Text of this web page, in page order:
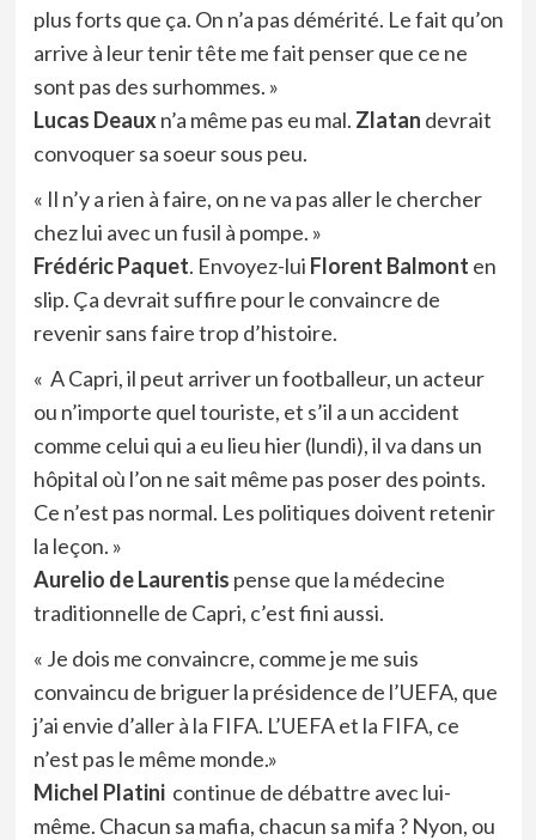
plus forts que ça. On n’a pas démérité. Le fait qu’on
arrive à leur tenir tête me fait penser que ce ne
sont pas des surhommes. »
Lucas Deaux n’a même pas eu mal. Zlatan devrait
convoquer sa soeur sous peu.
« Il n’y a rien à faire, on ne va pas aller le chercher
chez lui avec un fusil à pompe. »
Frédéric Paquet. Envoyez-lui Florent Balmont en
slip. Ça devrait suffire pour le convaincre de
revenir sans faire trop d’histoire.
« A Capri, il peut arriver un footballeur, un acteur
ou n’importe quel touriste, et s’il a un accident
comme celui qui a eu lieu hier (lundi), il va dans un
hôpital où l’on ne sait même pas poser des points.
Ce n’est pas normal. Les politiques doivent retenir
la leçon. »
Aurelio de Laurentis pense que la médecine
traditionnelle de Capri, c’est fini aussi.
« Je dois me convaincre, comme je me suis
convaincu de briguer la présidence de l’UEFA, que
j’ai envie d’aller à la FIFA. L’UEFA et la FIFA, ce
n’est pas le même monde.»
Michel Platini continue de débattre avec lui-
même. Chacun sa mafia, chacun sa mifa ? Nyon, ou